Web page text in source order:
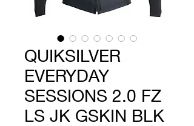
QUIKSILVER
EVERYDAY
SESSIONS 2.0 FZ
LS JK GSKIN BLK